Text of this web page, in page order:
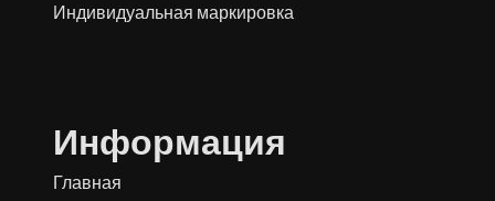
Индивидуальная маркировка
Информация
Главная